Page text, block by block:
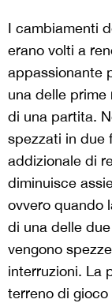
I cambiamenti
erano volti a
appassionante
una delle
di una partita.
spezzati in due
addizionale di
diminuisce
ovvero quando
di una delle
vengono
interruzioni. La
terreno di